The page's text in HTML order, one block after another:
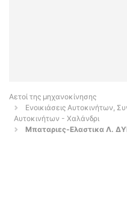
Αετοί της μηχανοκίνησης
Ενοικιάσεις Αυτοκινήτων,
Αυτοκινήτων - Χαλάνδρι
Μπαταριες-Ελαστικα Λ.